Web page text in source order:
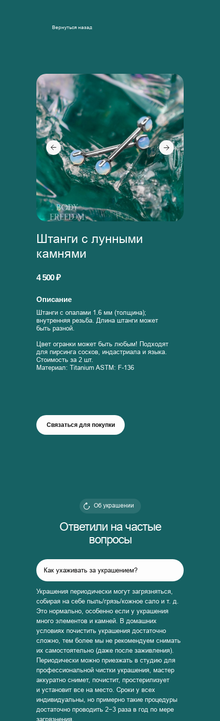
Вернуться назад
Связаться для покупки
Штанги с лунными
камнями
Описание
Штанги с опалами 1.6 мм (толщина);
внутренняя резьба. Длина штанги может
быть разной.
Цвет огранки может быть любым! Подходят
для пирсинга сосков, индастриала и языка.
Стоимость за 2 шт.
Материал: Titanium ASTM: F-136
4 500 ₽
Ответили на частые
вопросы
Об украшении
Как ухаживать за украшением?
Украшения периодически могут загрязняться,
собирая на себе пыль/грязь/кожное сало и т. д.
Это нормально, особенно если у украшения
много элементов и камней. В домашних
условиях почистить украшения достаточно
сложно, тем более мы не рекомендуем снимать
их самостоятельно (даже после заживления).
Периодически можно приезжать в студию для
профессиональной чистки украшения, мастер
аккуратно снимет, почистит, простерилизует
и установит все на место. Сроки у всех
индивидуальны, но примерно такие процедуры
достаточно проводить 2−3 раза в год по мере
загрязнения.